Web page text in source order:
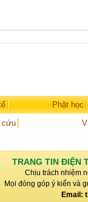
Phật học
cứu
TRANG TIN ĐIỆN
Chịu trách nhiệm
Mọi đóng góp ý kiến và
Email: